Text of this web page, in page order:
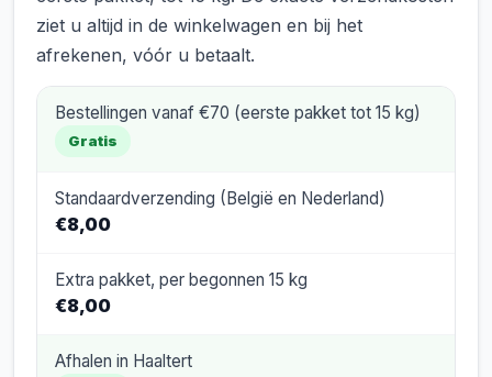
ziet u altijd in de winkelwagen en bij het
afrekenen, vóór u betaalt.
Bestellingen vanaf €70 (eerste pakket tot 15 kg)
Gratis
Standaardverzending (België en Nederland)
€8,00
Extra pakket, per begonnen 15 kg
€8,00
Afhalen in Haaltert